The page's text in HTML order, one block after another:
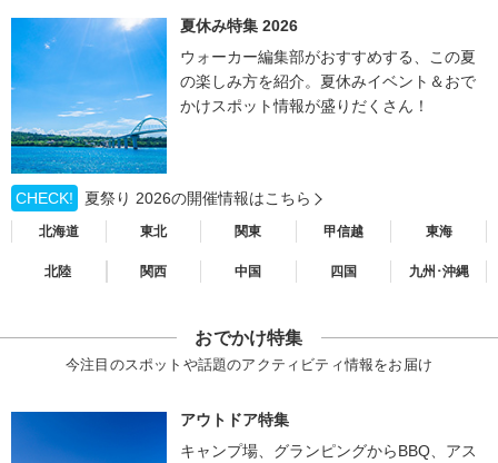
夏休み特集 2026
ウォーカー編集部がおすすめする、この夏
の楽しみ方を紹介。夏休みイベント＆おで
かけスポット情報が盛りだくさん！
CHECK! 夏祭り 2026の開催情報はこちら
北海道 東北 関東 甲信越 東海
北陸 関西 中国 四国 九州･沖縄
おでかけ特集
今注目のスポットや話題のアクティビティ情報をお届け
アウトドア特集
キャンプ場、グランピングからBBQ、アス